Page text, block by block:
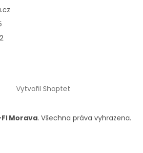
Vytvořil Shoptet
FI Morava. Všechna práva vyhrazena.